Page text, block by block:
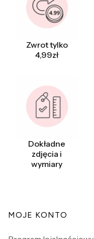
Zwrot tylko
4,99zł
Dokładne
zdjęcia i
wymiary
Linki w stopce
MOJE KONTO